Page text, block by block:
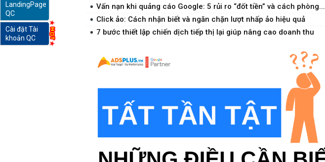
Vấn nạn khi quảng cáo Google: 5 rủi ro “đốt tiền” và cách phòng...
Click ảo: Cách nhận biết và ngăn chặn lượt nhấp ảo hiệu quả
7 bước thiết lập chiến dịch tiếp thị lại giúp nâng cao doanh thu
LandingPage
QC
Cài đặt Tài
khoản QC